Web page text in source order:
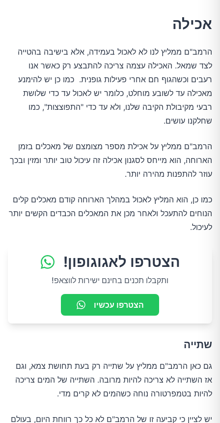
אכילה
הרמב"ם ממליץ לנו לא לאכול בעמידה, אלא בישיבה בהטייה
לצד שמאל. האכילה עצמה צריכה להתבצע רק כאשר אנו
רעבים וכשהגוף חם אחרי פעילות גופנית. כמו כן יש להימנע
מאכילה עד לשובע מוחלט, כלומר יש לאכול עד כדי שלושת
רבעי מקיבולת הקיבה שלנו, ולא עד כדי "התפוצצות", כמו
שחלקנו עושים.
הרמב"ם ממליץ על אכילת מספר מצומצם של מאכלים בזמן
הארוחה, הוא מייחס לסגנון אכילה זה עיכול טוב יותר ומזין ובכך
עוזר להתפנות מהירה יותר.
כמו כן, הוא המליץ לאכול במהלך הארוחה קודם מאכלים קלים
הנוחים להתעכל ולאחר מכן את המאכלים הכבדים הקשים יותר
לעיכול.
הצטרפו לאגוגופון!
ותקבלו תכנים בחינם ישירות לווצאפ!
הצטרפו עכשיו
שתייה
גם כאן הרמב"ם ממליץ על שתייה רק בעת תחושת צמא, וגם
אז השתייה לא צריכה להיות מרובה. השתייה של המים צריכה
להיות בטמפרטורה נוחה כשהמים לא קרים מדי.
יש לציין כי קביעה זו של הרמב"ם לא כל כך רווחת היום, בעולם